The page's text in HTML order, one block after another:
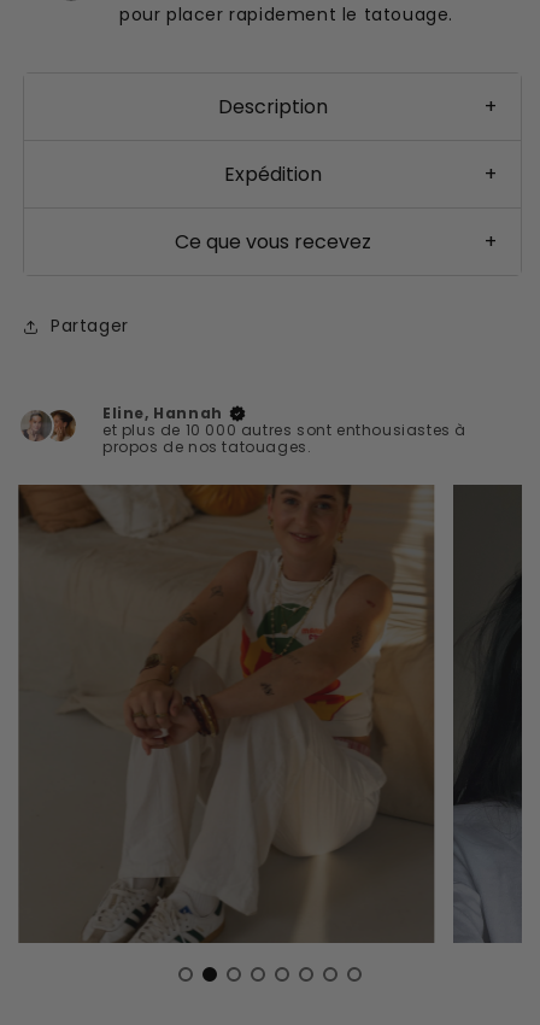
pour placer rapidement le tatouage.
Description +
Expédition +
Ce que vous recevez +
Partager
Eline, Hannah
et plus de 10 000 autres sont enthousiastes à
propos de nos tatouages.